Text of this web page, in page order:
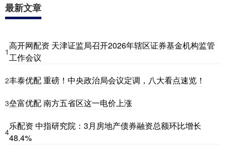
最新文章
1
高开网配资 天津证监局召开2026年辖区证券基金机构监管
工作会议
2丰泰优配 重磅！中央政治局会议定调，八大看点速览！
3垒富优配 南方五省区这一电价上涨
4
乐配资 中指研究院：3月房地产债券融资总额环比增长
48.4%